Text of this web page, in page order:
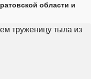
области и